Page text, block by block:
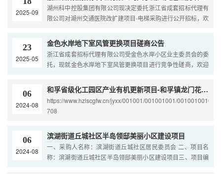
2025-09
湖州科中控股集团有限公司现决定委托浙江省成套招标代理有
限公司对湖州交通医院改扩建项目-电梯采购进行公开招标，欢
23
2025-05
金色水岸地下室风管更换项目磋商公告
浙江省成套招标代理有限公司受金色水岸小区业主委员会的委
托，现就金色水岸地下室风管更换项目进行竞争性磋商，欢迎
06
2024-08
和孚省级化工园区产业有机更新项目-和孚镇龙门花苑美丽小区改造工程
https://www.hzlscgfw.cn/jyxx/001001/001001001/
708
06
2024-08
滨湖街道丘城社区半岛领邸美丽小区建设项目
一、采购人名称：滨湖街道丘城社区居民委员会 二、项目名
称：滨湖街道丘城社区半岛领邸美丽小区建设项目三、项目编